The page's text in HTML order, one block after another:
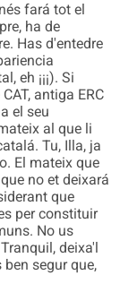
fará tot el
ha de
Has d'entedre
eh ¡¡¡). Si
antiga ERC
el seu
al que li
Tu, Illa, ja
El mateix que
no et deixará
que
per constituir
No us
deixa'l
segur que,